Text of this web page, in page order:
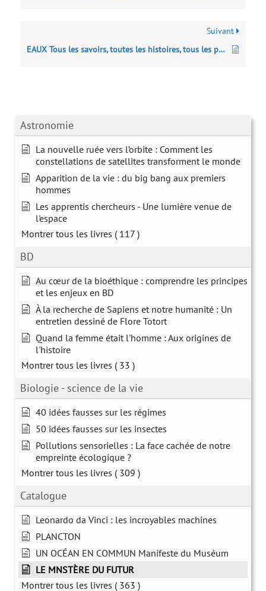
Astronomie
La nouvelle ruée vers l’orbite : Comment les
constellations de satellites transforment le monde
Apparition de la vie : du big bang aux premiers
hommes
Les apprentis chercheurs - Une lumière venue de
l'espace
Montrer tous les livres ( 117 )
BD
Au cœur de la bioéthique : comprendre les principes
et les enjeux en BD
À la recherche de Sapiens et notre humanité : Un
entretien dessiné de Flore Totort
Quand la femme était l'homme : Aux origines de
l'histoire
Montrer tous les livres ( 33 )
Biologie - science de la vie
40 idées fausses sur les régimes
50 idées fausses sur les insectes
Pollutions sensorielles : La face cachée de notre
empreinte écologique ?
Montrer tous les livres ( 309 )
Catalogue
Leonardo da Vinci : les incroyables machines
PLANCTON
UN OCÉAN EN COMMUN Manifeste du Muséum
LE MNSTÈRE DU FUTUR
Montrer tous les livres ( 363 )
Suivant
EAUX Tous les savoirs, toutes les histoires, tous les pouvoirs, tous les espoirs